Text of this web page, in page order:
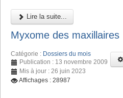
Lire la suite...
Myxome des maxillaires
Catégorie : Dossiers du mois
Publication : 13 novembre 2009
Mis à jour : 26 juin 2023
Affichages : 28987